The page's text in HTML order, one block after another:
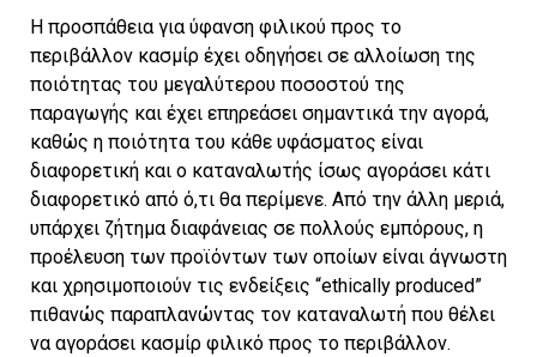
Η προσπάθεια για ύφανση φιλικού προς το
περιβάλλον κασμίρ έχει οδηγήσει σε αλλοίωση της
ποιότητας του μεγαλύτερου ποσοστού της
παραγωγής και έχει επηρεάσει σημαντικά την αγορά,
καθώς η ποιότητα του κάθε υφάσματος είναι
διαφορετική και ο καταναλωτής ίσως αγοράσει κάτι
διαφορετικό από ό,τι θα περίμενε. Από την άλλη μεριά,
υπάρχει ζήτημα διαφάνειας σε πολλούς εμπόρους, η
προέλευση των προϊόντων των οποίων είναι άγνωστη
και χρησιμοποιούν τις ενδείξεις “ethically produced”
πιθανώς παραπλανώντας τον καταναλωτή που θέλει
να αγοράσει κασμίρ φιλικό προς το περιβάλλον.